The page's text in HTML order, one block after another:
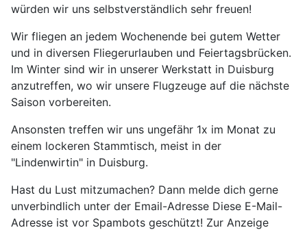
würden wir uns selbstverständlich sehr freuen!
Wir fliegen an jedem Wochenende bei gutem Wetter
und in diversen Fliegerurlauben und Feiertagsbrücken.
Im Winter sind wir in unserer Werkstatt in Duisburg
anzutreffen, wo wir unsere Flugzeuge auf die nächste
Saison vorbereiten.
Ansonsten treffen wir uns ungefähr 1x im Monat zu
einem lockeren Stammtisch, meist in der
"Lindenwirtin" in Duisburg.
Hast du Lust mitzumachen? Dann melde dich gerne
unverbindlich unter der Email-Adresse Diese E-Mail-
Adresse ist vor Spambots geschützt! Zur Anzeige